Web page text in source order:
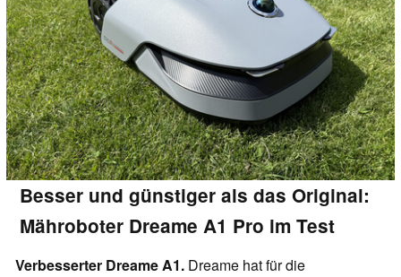
Besser und günstiger als das Original:
Mähroboter Dreame A1 Pro im Test
Verbesserter Dreame A1. Dreame hat für die